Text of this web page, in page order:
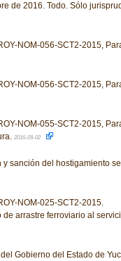
de 2016. Todo. Sólo
NOM-056-SCT2-2015,
NOM-056-SCT2-2015,
NOM-055-SCT2-2015,
2016-09-02
y sanción del hostigamiento
NOM-025-SCT2-2015.
arrastre ferroviario al
Gobierno del Estado de